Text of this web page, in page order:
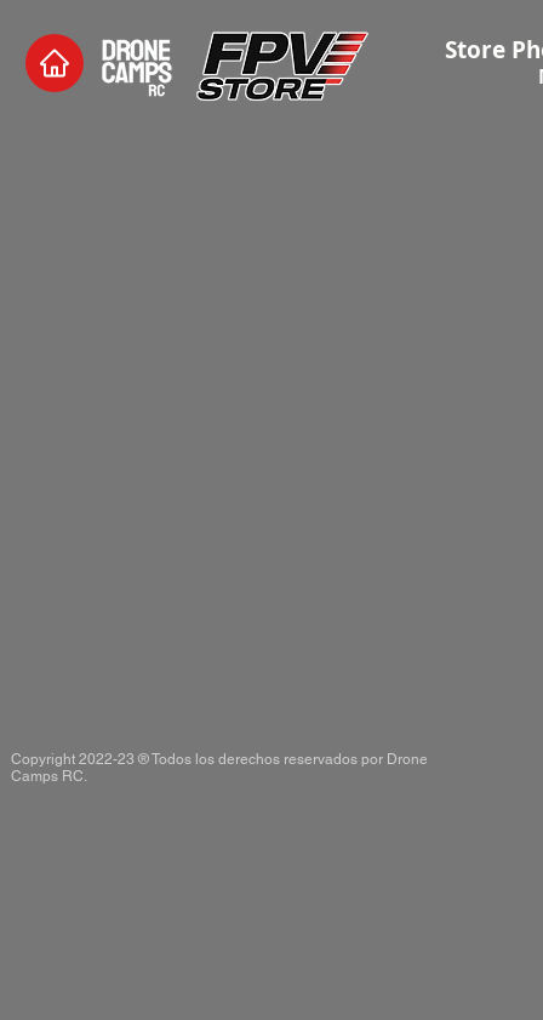
Store
Copyright 2022-23 ® Todos los derechos reservados por Drone
Camps RC.